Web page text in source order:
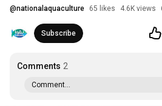
@nationalaquaculture 65 likes 4.6K views
Subscribe
Comments 2
Comment...